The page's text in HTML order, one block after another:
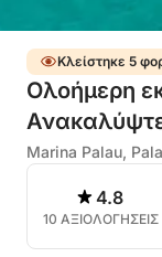
Κλείστηκε 5
Ολοήμερη
Marina Palau,
4.8
10 ΑΞΙΟΛΟΓΗΣΕΙΣ